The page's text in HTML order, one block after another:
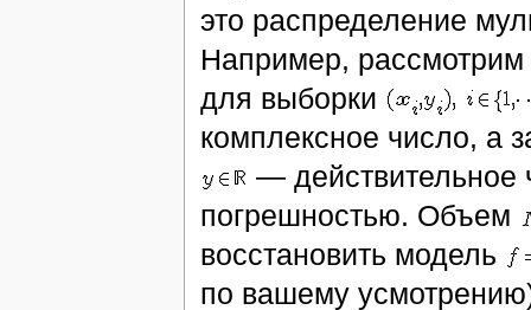
это распределение
Например, рассмотрим
для выборки
комплексное число, а
— действительное
погрешностью. Объем
восстановить модель
по вашему